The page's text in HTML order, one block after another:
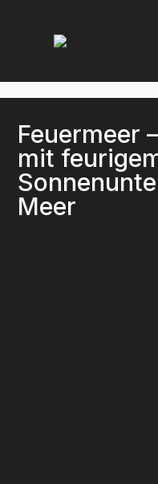
Feuermeer
mit
Meer